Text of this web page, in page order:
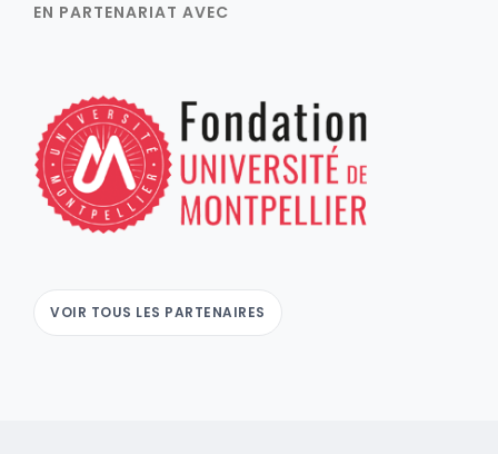
EN PARTENARIAT AVEC
VOIR TOUS LES PARTENAIRES